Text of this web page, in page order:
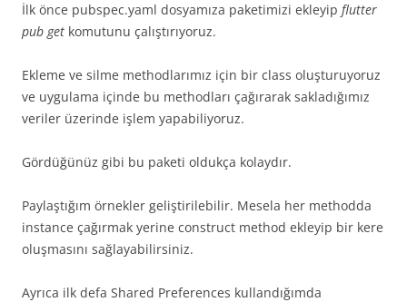
İlk önce pubspec.yaml dosyamıza paketimizi ekleyip flutter
pub get komutunu çalıştırıyoruz.
Ekleme ve silme methodlarımız için bir class oluşturuyoruz
ve uygulama içinde bu methodları çağırarak sakladığımız
veriler üzerinde işlem yapabiliyoruz.
Gördüğünüz gibi bu paketi oldukça kolaydır.
Paylaştığım örnekler geliştirilebilir. Mesela her methodda
instance çağırmak yerine construct method ekleyip bir kere
oluşmasını sağlayabilirsiniz.
Ayrıca ilk defa Shared Preferences kullandığımda